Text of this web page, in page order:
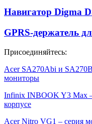
Навигатор Digma
GPRS-держатель
Присоединяйтесь:
Acer SA270Abi и
мониторы
Infinix INBOOK Y3 Max –
корпусе
Acer Nitro VG1 – серия